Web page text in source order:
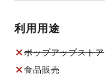
利用用途
ポップアップストア
食品販売